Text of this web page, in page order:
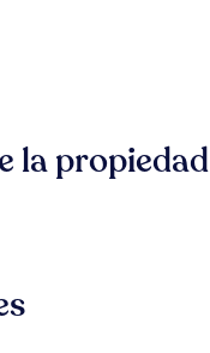
la propiedad